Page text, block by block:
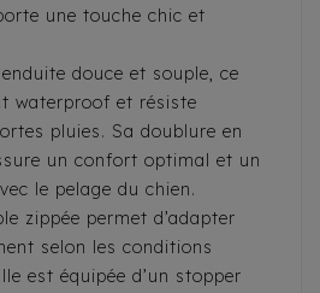
une touche chic et
douce et souple, ce
waterproof et résiste
pluies. Sa doublure en
un confort optimal et un
le pelage du chien.
zippée permet d’adapter
selon les conditions
est équipée d’un stopper